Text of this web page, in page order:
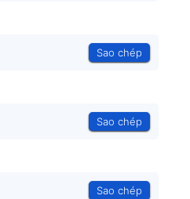
Sao chép
Sao chép
Sao chép